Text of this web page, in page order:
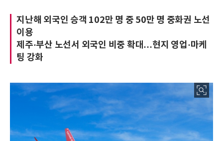
지난해 외국인 승객 102만 명 중 50만 명 중화권 노선
이용
제주·부산 노선서 외국인 비중 확대…현지 영업·마케
팅 강화